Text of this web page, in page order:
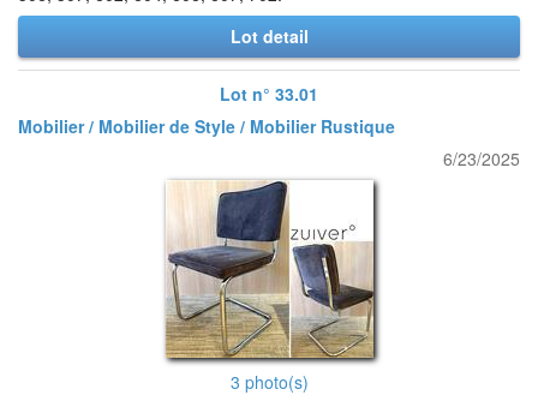
Lot detail
Lot n° 33.01
Mobilier / Mobilier de Style / Mobilier Rustique
6/23/2025
3 photo(s)